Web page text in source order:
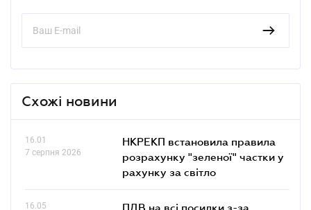
Схожі новини
16.01
7 серпня 2026
НКРЕКП встановила правила
розрахунку "зеленої" частки у
рахунку за світло
16.05
ПДВ на всі посилки з-за